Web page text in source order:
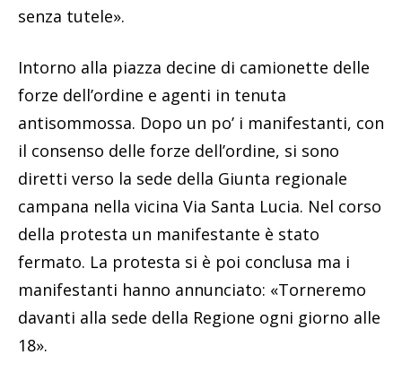
senza tutele».
Intorno alla piazza decine di camionette delle
forze dell’ordine e agenti in tenuta
antisommossa. Dopo un po’ i manifestanti, con
il consenso delle forze dell’ordine, si sono
diretti verso la sede della Giunta regionale
campana nella vicina Via Santa Lucia. Nel corso
della protesta un manifestante è stato
fermato. La protesta si è poi conclusa ma i
manifestanti hanno annunciato: «Torneremo
davanti alla sede della Regione ogni giorno alle
18».